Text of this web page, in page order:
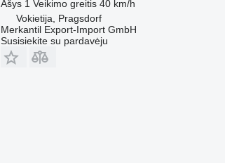
Ašys 1 Veikimo greitis 40 km/h
Vokietija, Pragsdorf
Merkantil Export-Import GmbH
Susisiekite su pardavėju